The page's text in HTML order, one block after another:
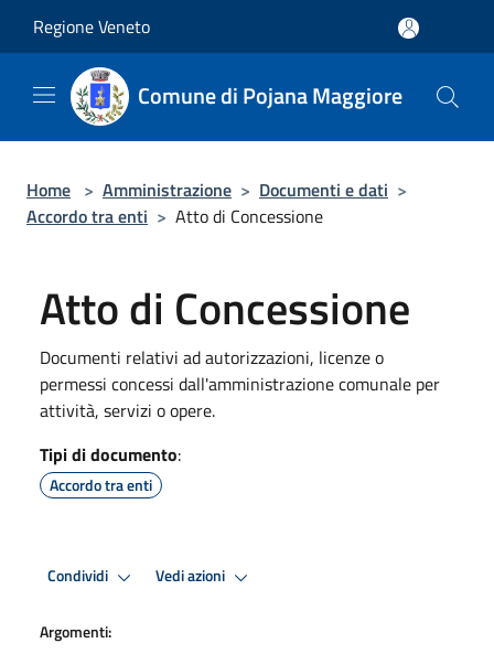
Regione Veneto
Comune di Pojana Maggiore
Home > Amministrazione > Documenti e dati >
Accordo tra enti > Atto di Concessione
Atto di Concessione
Documenti relativi ad autorizzazioni, licenze o
permessi concessi dall'amministrazione comunale per
attività, servizi o opere.
Tipi di documento:
Accordo tra enti
Condividi Vedi azioni
Argomenti: